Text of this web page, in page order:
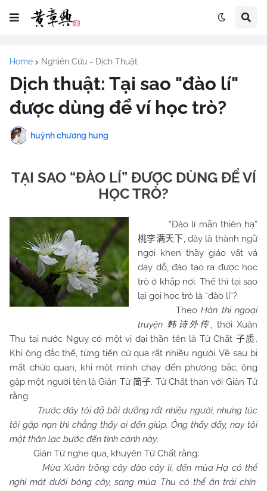
Home Nghiên Cứu - Dịch Thuật
Dịch thuật: Tại sao "đào lí"
được dùng để ví học trò?
huỳnh chương hưng
TẠI SAO “ĐÀO LÍ” ĐƯỢC DÙNG ĐỂ VÍ
HỌC TRÒ?
“Đào lí mãn thiên hạ”
桃李满天下, đây là thành ngữ
ngợi khen thầy giáo vất vả
dạy dỗ, đào tạo ra được học
trò ở khắp nơi. Thế thì tại sao
lại gọi học trò là “đào lí”?
TheoHàn thi ngoại
truyện 韩诗外传, thời Xuân
Thu tại nước Nguỵ có một vị đại thần tên là Tử Chất 子质.
Khi ông đắc thế, từng tiến cử qua rất nhiều người. Về sau bị
mất chức quan, khi một mình chạy đến phương bắc, ông
gặp một người tên là Giản Tử 简子. Tử Chất than với Giản Tử
rằng:
Trước đây tôi đã bồi dưỡng rất nhiều người, nhưng lúc
tôi gặp nạn thì chẳng thấy ai đến giúp. Ông thấy đấy, nay tôi
một thân lạc bước đến tình cảnh này.
Giản Tử nghe qua, khuyên Tử Chất rằng:
Mùa Xuân trồng cây đào cây lí, đến mùa Hạ có thể
nghỉ mát dưới bóng cây, sang mùa Thu có thể ăn trái chín.